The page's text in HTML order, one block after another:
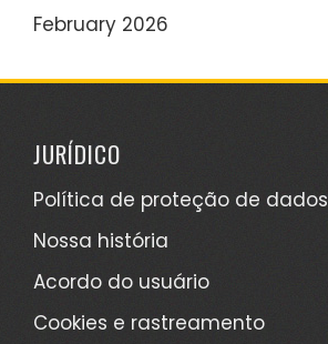
February 2026
JURÍDICO
Política de proteção de dados
Nossa história
Acordo do usuário
Cookies e rastreamento